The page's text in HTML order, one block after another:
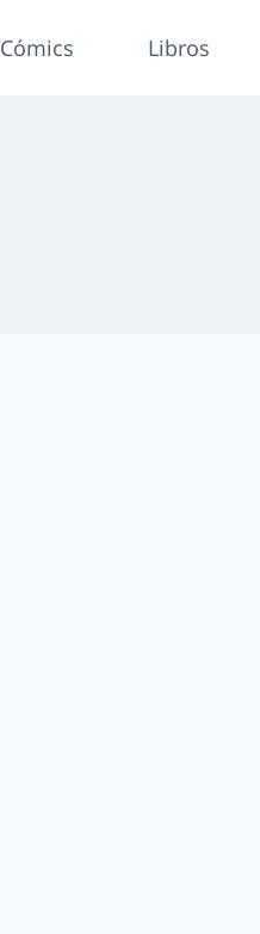
Cómics Libros